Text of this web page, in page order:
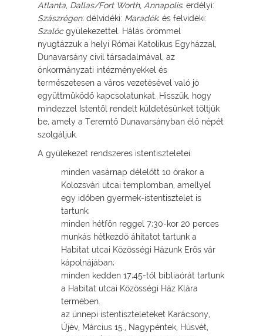
Atlanta, Dallas/Fort Worth, Annapolis; erdélyi:
Szászrégen; délvidéki: Maradék; és felvidéki:
Szalócgyülekezettel. Hálás örömmel
nyugtázzuk a helyi Római Katolikus Egyházzal,
Dunavarsány civil társadalmával, az
önkormányzati intézményekkel és
természetesen a város vezetésével való jó
együttműködő kapcsolatunkat. Hisszük, hogy
mindezzel Istentől rendelt küldetésünket töltjük
be, amely a Teremtő Dunavarsányban élő népét
szolgáljuk.
A gyülekezet rendszeres istentiszteletei:
minden vasárnap délelőtt 10 órakor a
Kolozsvári utcai templomban, amellyel
egy időben gyermek-istentisztelet is
tartunk;
minden hétfőn reggel 7;30-kor 20 perces
munkás hétkezdő áhítatot tartunk a
Habitat utcai Közösségi Házunk Erős vár
kápolnájában;
minden kedden 17;45-től bibliaórát tartunk
a Habitat utcai Közösségi Ház Klára
termében.
az ünnepi istentiszteleteket Karácsony,
Újév, Március 15., Nagypéntek, Húsvét,